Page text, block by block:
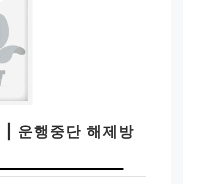
| 운행중단 해제방